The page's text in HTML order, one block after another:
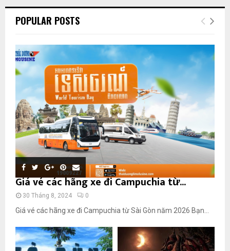
POPULAR POSTS
Giá vé các hãng xe đi Campuchia từ...
30 Tháng 8, 2024 0
Giá vé các hãng xe đi Campuchia từ Sài Gòn năm 2026 Bạn...